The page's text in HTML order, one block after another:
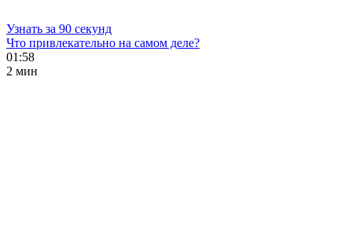
Узнать за 90 секунд
Что привлекательно на самом деле?
01:58
2 мин